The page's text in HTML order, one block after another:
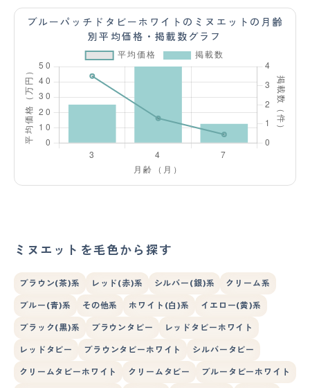
ブルーパッチドタビーホワイトのミヌエットの月齢
別平均価格・掲載数グラフ
ミヌエットを毛色から探す
ブラウン(茶)系 レッド(赤)系 シルバー(銀)系 クリーム系
ブルー(青)系 その他系 ホワイト(白)系 イエロー(黄)系
ブラック(黒)系 ブラウンタビー レッドタビーホワイト
レッドタビー ブラウンタビーホワイト シルバータビー
クリームタビーホワイト クリームタビー ブルータビーホワイト